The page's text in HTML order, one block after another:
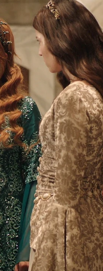
WhatsappFacebook
X
Nigar Kalfa,
hijo. Aunque
Mahidevran
creía